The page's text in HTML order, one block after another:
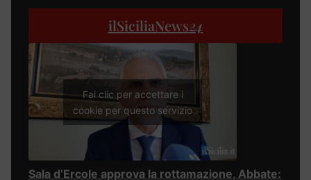
ilSiciliaNews24
Fai clic per accettare i
cookie per questo servizio
Sala d’Ercole approva la rottamazione, Abbate: